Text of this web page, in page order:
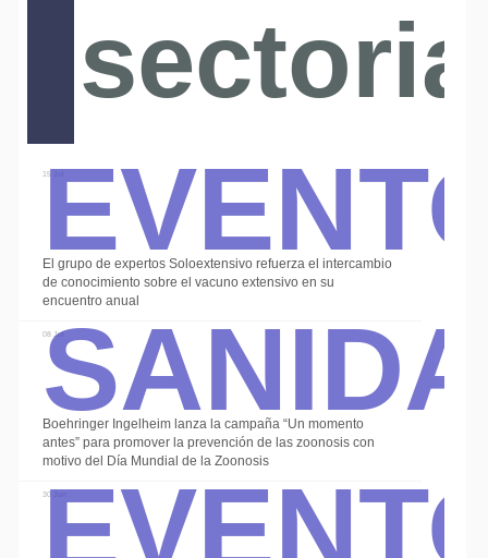
15 Jul
El grupo de expertos Soloextensivo refuerza el intercambio
de conocimiento sobre el vacuno extensivo en su
encuentro anual
08 Jul
Boehringer Ingelheim lanza la campaña “Un momento
antes” para promover la prevención de las zoonosis con
motivo del Día Mundial de la Zoonosis
30 Jun